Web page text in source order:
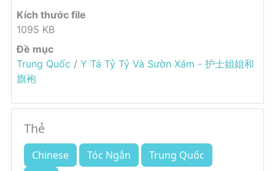
Kích thước file
1095 KB
Đề mục
Trung Quốc / Y Tá Tỷ Tỷ Và Sườn Xám - 护士姐姐和
旗袍
Thẻ
Chinese Tóc Ngắn
Trung Quốc